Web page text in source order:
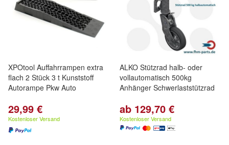
XPOtool Auffahrrampen extra
flach 2 Stück 3 t Kunststoff
Autorampe Pkw Auto
29,99 €
Kostenloser Versand
ALKO Stützrad halb- oder
vollautomatisch 500kg
Anhänger Schwerlaststützrad
ab 129,70 €
Kostenloser Versand